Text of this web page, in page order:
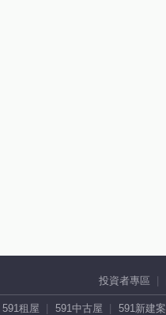
投資者專區
591租屋 591中古屋 591新建案